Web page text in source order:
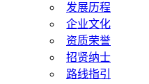
发展历程
企业文化
资质荣誉
招贤纳士
路线指引